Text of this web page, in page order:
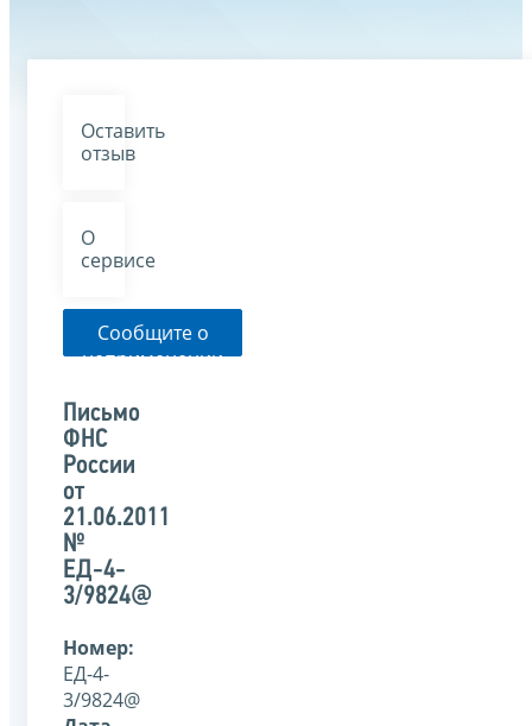
Оставить
отзыв
О
сервисе
Сообщите о
неприменении
органом
указанного
письма
Письмо
ФНС
России
от
21.06.2011
№
ЕД-4-
3/9824@
Номер:
ЕД-4-
3/9824@